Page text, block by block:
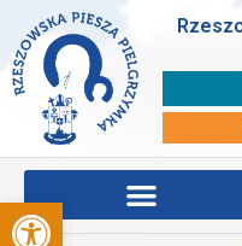
Otwórz pasek